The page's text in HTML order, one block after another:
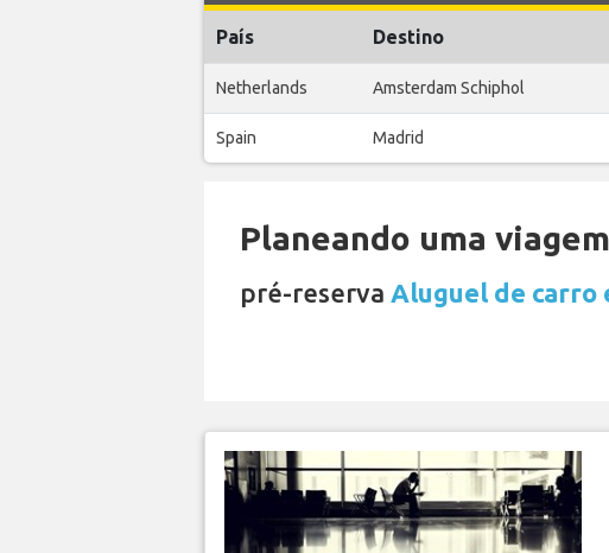
País Destino
Netherlands Amsterdam Schiphol
Spain Madrid
Planeando uma
pré-reserva Aluguel de carro